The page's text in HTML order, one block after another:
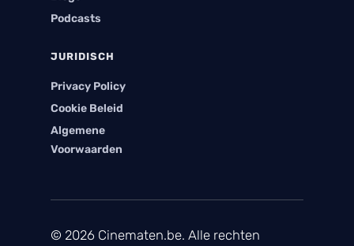
Podcasts
JURIDISCH
Privacy Policy
Cookie Beleid
Algemene
Voorwaarden
© 2026 Cinematen.be. Alle rechten